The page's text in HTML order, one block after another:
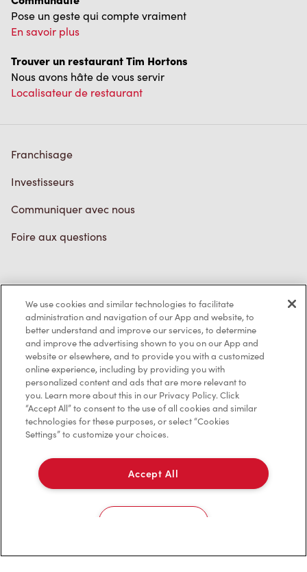
Pose un geste qui compte vraiment
En savoir plus
Trouver un restaurant Tim Hortons
Nous avons hâte de vous servir
Localisateur de restaurant
Franchisage
Investisseurs
Communiquer avec nous
Foire aux questions
Politique de confidentialité
Conditions de service
Marques de commerce
Accessibilité
Diagnostic
Contactez-nous
We use cookies and similar technologies to facilitate
administration and navigation of our App and website, to
better understand and improve our services, to determine
and improve the advertising shown to you on our App and
website or elsewhere, and to provide you with a customized
online experience, including by providing you with
personalized content and ads that are more relevant to
you. Learn more about this in our Privacy Policy. Click
“Accept All” to consent to the use of all cookies and similar
technologies for these purposes, or select “Cookies
Settings” to customize your choices.
Accept All